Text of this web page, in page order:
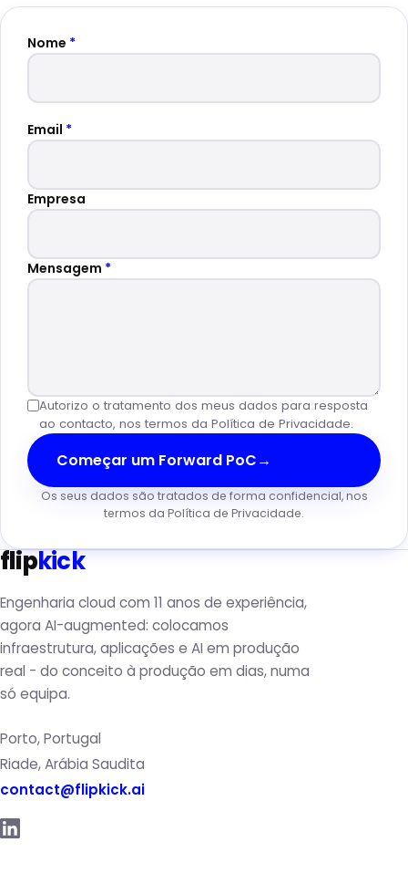
Nome *
Email *
Empresa
Mensagem *
Autorizo o tratamento dos meus dados para resposta
ao contacto, nos termos da Política de Privacidade.
Começar um Forward PoC→
Os seus dados são tratados de forma confidencial, nos
termos da Política de Privacidade.
flipkick
Engenharia cloud com 11 anos de experiência,
agora AI-augmented: colocamos
infraestrutura, aplicações e AI em produção
real - do conceito à produção em dias, numa
só equipa.
Porto, Portugal
Riade, Arábia Saudita
contact@flipkick.ai